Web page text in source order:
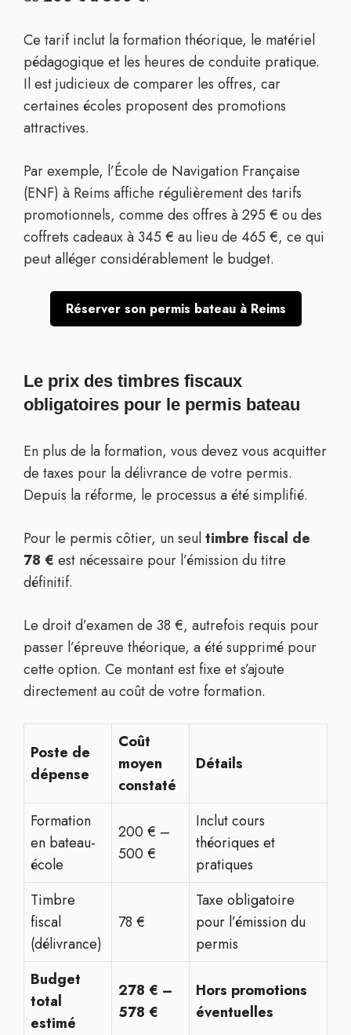
Ce tarif inclut la formation théorique, le matériel
pédagogique et les heures de conduite pratique.
Il est judicieux de comparer les offres, car
certaines écoles proposent des promotions
attractives.
Par exemple, l’École de Navigation Française
(ENF) à Reims affiche régulièrement des tarifs
promotionnels, comme des offres à 295 € ou des
coffrets cadeaux à 345 € au lieu de 465 €, ce qui
peut alléger considérablement le budget.
Réserver son permis bateau à Reims
Le prix des timbres fiscaux
obligatoires pour le permis bateau
En plus de la formation, vous devez vous acquitter
de taxes pour la délivrance de votre permis.
Depuis la réforme, le processus a été simplifié.
Pour le permis côtier, un seultimbre fiscal de
78 € est nécessaire pour l’émission du titre
définitif.
Le droit d’examen de 38 €, autrefois requis pour
passer l’épreuve théorique, a été supprimé pour
cette option. Ce montant est fixe et s’ajoute
directement au coût de votre formation.
Poste de
dépense
Coût
moyen
constaté
Détails
Formation
en bateau-
école
200 € –
500 €
Inclut cours
théoriques et
pratiques
Timbre
fiscal
(délivrance)
78 €
Taxe obligatoire
pour l’émission du
permis
Budget
total
estimé
278 € –
578 €
Hors promotions
éventuelles